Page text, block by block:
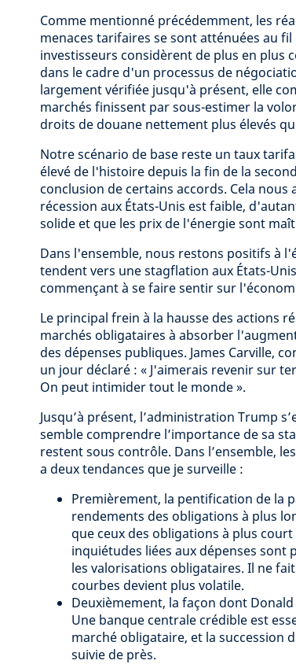
Comme mentionné précédemment, les
menaces tarifaires se sont atténuées au
investisseurs considèrent de plus en plus
dans le cadre d'un processus de
largement vérifiée jusqu'à présent, elle
marchés finissent par sous-estimer la
droits de douane nettement plus élevés
Notre scénario de base reste un taux
élevé de l'histoire depuis la fin de la
conclusion de certains accords. Cela
récession aux États-Unis est faible,
solide et que les prix de l'énergie sont
Dans l'ensemble, nous restons positifs à
tendent vers une stagflation aux États-
commençant à se faire sentir sur
Le principal frein à la hausse des actions
marchés obligataires à absorber
des dépenses publiques. James Carville,
un jour déclaré : « J'aimerais revenir sur
On peut intimider tout le monde ».
Jusqu’à présent, l’administration Trump
semble comprendre l’importance de sa
restent sous contrôle. Dans l’ensemble,
a deux tendances que je surveille :
Premièrement, la pentification de la
rendements des obligations à plus
que ceux des obligations à plus
inquiétudes liées aux dépenses
les valorisations obligataires. Il ne
courbes devient plus volatile.
Deuxièmement, la façon dont
Une banque centrale crédible est
marché obligataire, et la succession
suivie de près.